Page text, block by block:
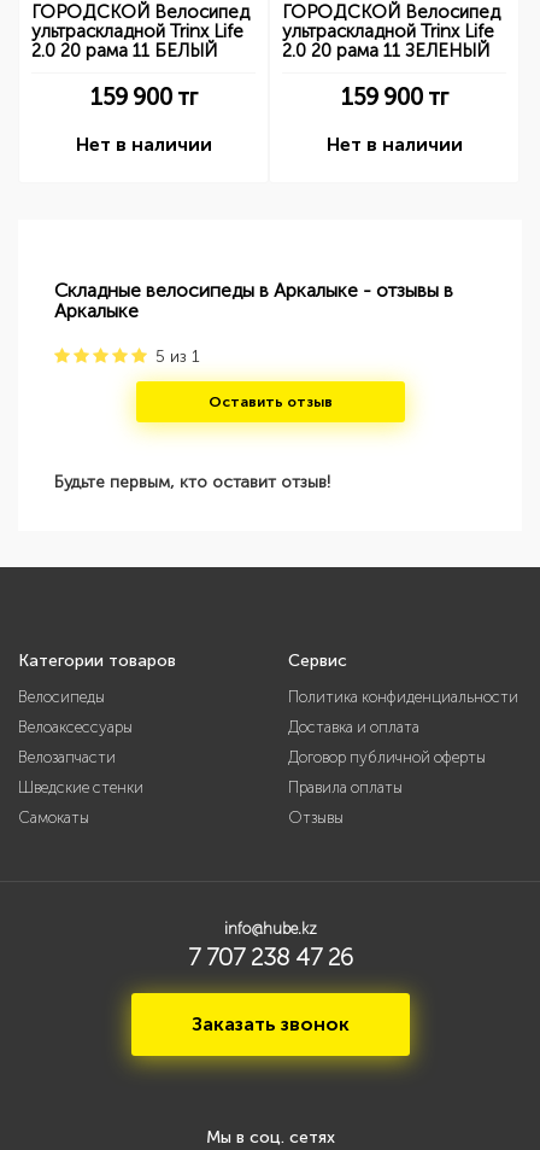
ГОРОДСКОЙ Велосипед
ультраскладной Trinx Life
2.0 20 рама 11 БЕЛЫЙ
159 900тг
Нет в наличии
ГОРОДСКОЙ Велосипед
ультраскладной Trinx Life
2.0 20 рама 11 ЗЕЛЕНЫЙ
159 900тг
Нет в наличии
Складные велосипеды в Аркалыке - отзывы в
Аркалыке
5 из 1
Оставить отзыв
Будьте первым, кто оставит отзыв!
Категории товаров
Велосипеды
Велоаксессуары
Велозапчасти
Шведские стенки
Самокаты
Сервис
Политика конфиденциальности
Доставка и оплата
Договор публичной оферты
Правила оплаты
Отзывы
info@hube.kz
7 707 238 47 26
Заказать звонок
Мы в соц. сетях